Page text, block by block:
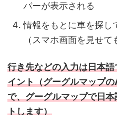
バーが表示される
情報をもとに車を探し
（スマホ画面を見せて
行き先などの入力は日本
イント（グーグルマップ
で、グーグルマップで日
トします）